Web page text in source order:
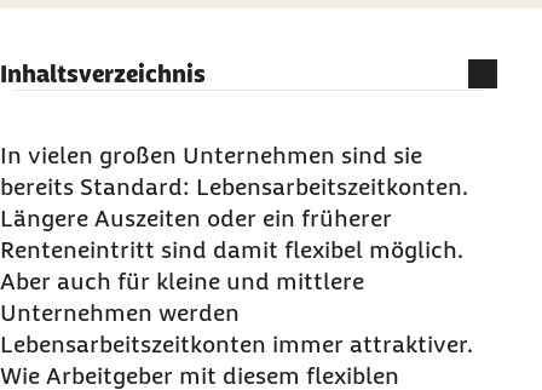
Inhaltsverzeichnis
Warum lohnt sich die Einführung von
Lebensarbeitszeitkonten für Unternehmen?
Wie profitieren Beschäftigte von einem
Lebensarbeitszeitkonto?
Wie funktioniert das Lebensarbeitszeitkonto?
Welche gesetzlichen Rahmenbedingungen
gelten für die Einführung von
In vielen großen Unternehmen sind sie
bereits Standard: Lebensarbeitszeitkonten.
Längere Auszeiten oder ein früherer
Renteneintritt sind damit flexibel möglich.
Aber auch für kleine und mittlere
Unternehmen werden
Lebensarbeitszeitkonten immer attraktiver.
Wie Arbeitgeber mit diesem flexiblen